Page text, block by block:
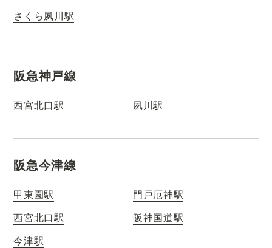
さくら夙川駅
阪急神戸線
西宮北口駅 夙川駅
阪急今津線
甲東園駅
門戸厄神駅
西宮北口駅
阪神国道駅
今津駅